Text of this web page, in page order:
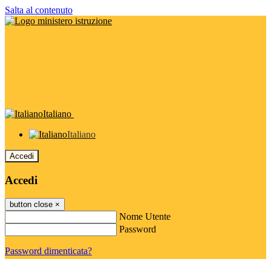
Salta al contenuto
Italiano
Italiano
Accedi
Accedi
button close ×
Nome Utente
Password
Password dimenticata?